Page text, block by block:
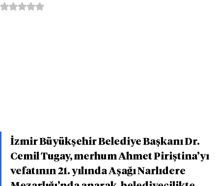
5 üzerinden NaN yıldız
İzmir Büyükşehir Belediye Başkanı Dr.
Cemil Tugay, merhum Ahmet Piriştina’yı
vefatının 21. yılında Aşağı Narlıdere